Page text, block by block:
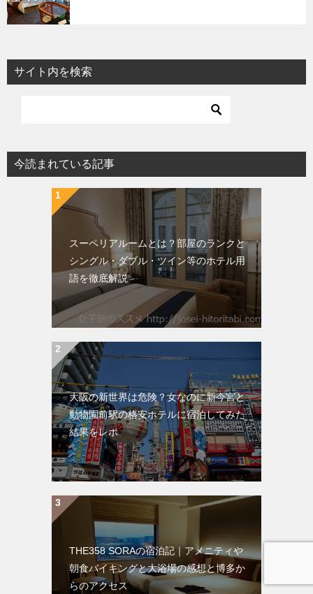
サイト内を検索
今読まれている記事
スーペリアルームとは？部屋のランクと
シングル・ダブル・ツイン等のホテル用
語を徹底解説
大阪の新世界は危険？女なのに新今宮と
動物園前駅の格安ホテルに宿泊してみた
結果をレポ
THE358 SORAの宿泊記｜アメニティや
朝食バイキングと大浴場の感想と博多か
らのアクセス